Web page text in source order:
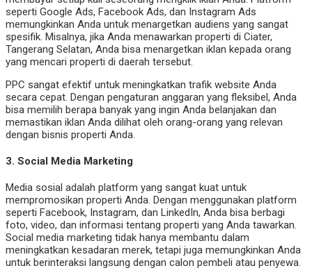
seperti Google Ads, Facebook Ads, dan Instagram Ads
memungkinkan Anda untuk menargetkan audiens yang sangat
spesifik. Misalnya, jika Anda menawarkan properti di Ciater,
Tangerang Selatan, Anda bisa menargetkan iklan kepada orang
yang mencari properti di daerah tersebut.
PPC sangat efektif untuk meningkatkan trafik website Anda
secara cepat. Dengan pengaturan anggaran yang fleksibel, Anda
bisa memilih berapa banyak yang ingin Anda belanjakan dan
memastikan iklan Anda dilihat oleh orang-orang yang relevan
dengan bisnis properti Anda.
3. Social Media Marketing
Media sosial adalah platform yang sangat kuat untuk
mempromosikan properti Anda. Dengan menggunakan platform
seperti Facebook, Instagram, dan LinkedIn, Anda bisa berbagi
foto, video, dan informasi tentang properti yang Anda tawarkan.
Social media marketing tidak hanya membantu dalam
meningkatkan kesadaran merek, tetapi juga memungkinkan Anda
untuk berinteraksi langsung dengan calon pembeli atau penyewa.